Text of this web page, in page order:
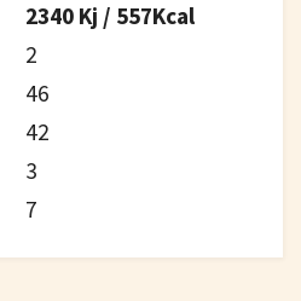
2340 Kj / 557Kcal
2
46
42
3
7